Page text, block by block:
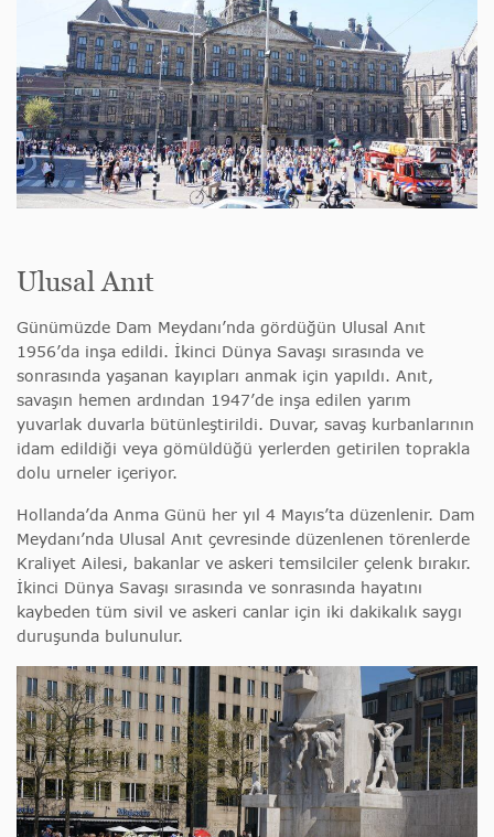
Ulusal Anıt
Günümüzde Dam Meydanı’nda gördüğün Ulusal Anıt
1956’da inşa edildi. İkinci Dünya Savaşı sırasında ve
sonrasında yaşanan kayıpları anmak için yapıldı. Anıt,
savaşın hemen ardından 1947’de inşa edilen yarım
yuvarlak duvarla bütünleştirildi. Duvar, savaş kurbanlarının
idam edildiği veya gömüldüğü yerlerden getirilen toprakla
dolu urneler içeriyor.
Hollanda’da Anma Günü her yıl 4 Mayıs’ta düzenlenir. Dam
Meydanı’nda Ulusal Anıt çevresinde düzenlenen törenlerde
Kraliyet Ailesi, bakanlar ve askeri temsilciler çelenk bırakır.
İkinci Dünya Savaşı sırasında ve sonrasında hayatını
kaybeden tüm sivil ve askeri canlar için iki dakikalık saygı
duruşunda bulunulur.